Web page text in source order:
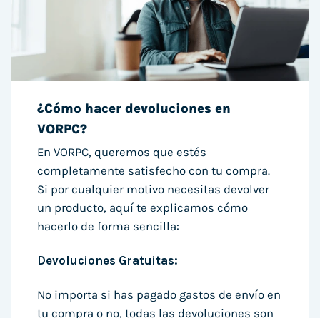
¿Cómo hacer devoluciones en
VORPC?
En VORPC, queremos que estés
completamente satisfecho con tu compra.
Si por cualquier motivo necesitas devolver
un producto, aquí te explicamos cómo
hacerlo de forma sencilla:
Devoluciones Gratuitas:
No importa si has pagado gastos de envío en
tu compra o no, todas las devoluciones son